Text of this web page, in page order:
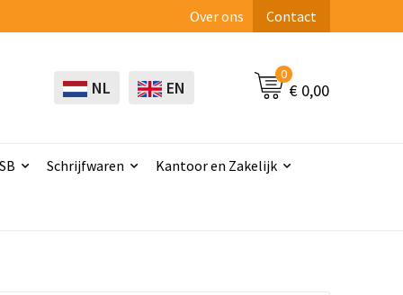
Over ons Contact
NL EN
0
€ 0,00
Schrijfwaren Kantoor en Zakelijk